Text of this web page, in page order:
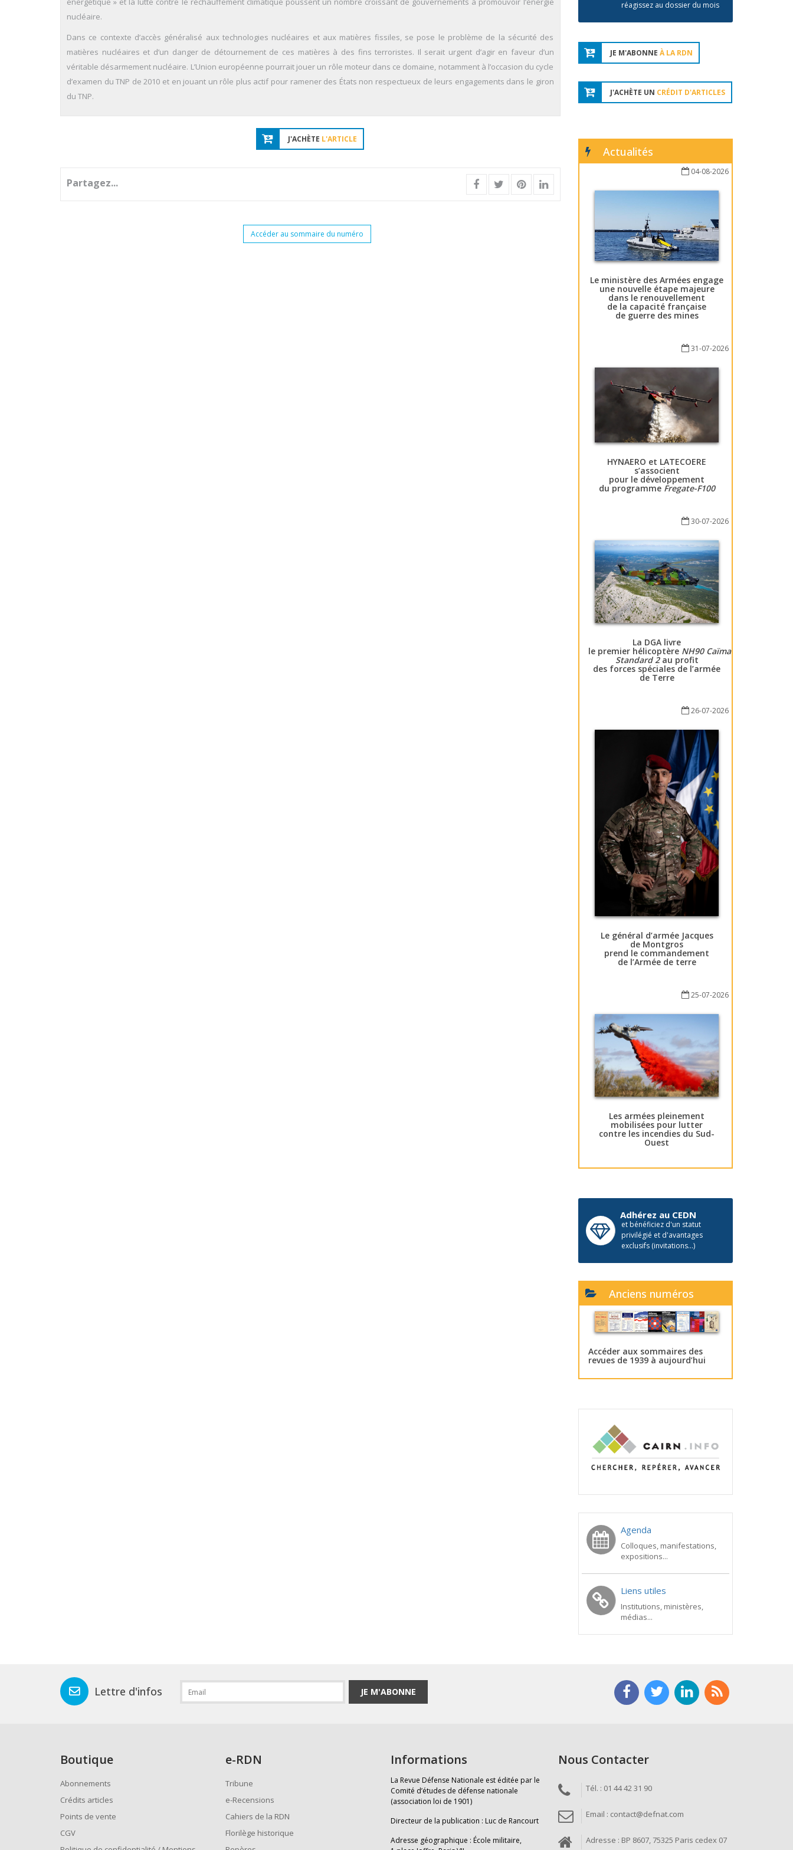
nucléaire.
Dans ce contexte d’accès généralisé aux technologies nucléaires et aux matières fissiles, se pose le problème de la sécurité des
matières nucléaires et d’un danger de détournement de ces matières à des fins terroristes. Il serait urgent d’agir en faveur d’un
véritable désarmement nucléaire. L’Union européenne pourrait jouer un rôle moteur dans ce domaine, notamment à l’occasion du cycle
d’examen du TNP de 2010 et en jouant un rôle plus actif pour ramener des États non respectueux de leurs engagements dans le giron
du TNP.
J'ACHÈTE L'ARTICLE
Partagez...
Accéder au sommaire du numéro
réagissez au dossier du mois
JE M'ABONNE À LA RDN
J'ACHÈTE UN CRÉDIT D'ARTICLES
Actualités
04-08-2026
Le ministère des Armées engage
une nouvelle étape majeure
dans le renouvellement
de la capacité française
de guerre des mines
31-07-2026
HYNAERO et LATECOERE
s’associent
pour le développement
du programme Fregate-F100
30-07-2026
La DGA livre
le premier hélicoptère NH90 Caïman
Standard 2au profit
des forces spéciales de l’armée
de Terre
26-07-2026
Le général d’armée Jacques
de Montgros
prend le commandement
de l’Armée de terre
25-07-2026
Les armées pleinement
mobilisées pour lutter
contre les incendies du Sud-
Ouest
Adhérez au CEDN
et bénéficiez d'un statut
privilégié et d'avantages
exclusifs (invitations...)
Anciens numéros
Accéder aux sommaires des
revues de 1939 à aujourd’hui
Agenda
Colloques, manifestations,
expositions...
Liens utiles
Institutions, ministères,
médias...
Lettre d'infos JE M'ABONNE
Boutique
Abonnements
Crédits articles
Points de vente
CGV
e-RDN
Tribune
e-Recensions
Cahiers de la RDN
Florilège historique
Informations
La Revue Défense Nationale est éditée par le
Comité d’études de défense nationale
(association loi de 1901)
Directeur de la publication : Luc de Rancourt
Adresse géographique : École militaire,
Nous Contacter
Tél. : 01 44 42 31 90
Email : contact@defnat.com
Adresse : BP 8607, 75325 Paris cedex 07